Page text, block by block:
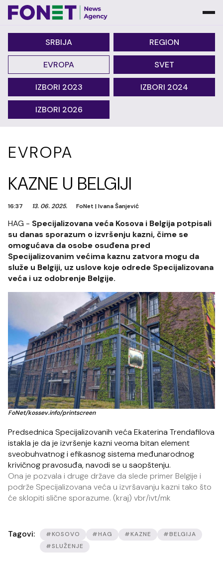
SRBIJA REGION
EVROPA SVET
IZBORI 2023 IZBORI 2024
IZBORI 2026
EVROPA
KAZNE U BELGIJI
16:37 13. 06. 2025. FoNet |Ivana Šanjević
HAG - Specijalizovana veća Kosova i Belgija potpisali
su danas sporazum o izvršenju kazni, čime se
omogućava da osobe osuđena pred
Specijalizovanim većima kaznu zatvora mogu da
služe u Belgiji, uz uslove koje odrede Specijalizovana
veća i uz odobrenje Belgije.
FoNet/kossev.info/printscreen
Predsednica Specijalizovanih veća Ekaterina Trendafilova
istakla je da je izvršenje kazni veoma bitan element
sveobuhvatnog i efikasnog sistema međunarodnog
krivičnog pravosuđa, navodi se u saopštenju.
Ona je pozvala i druge države da slede primer Belgije i
podrže Specijalizovana veća u izvršavanju kazni tako što
će sklopiti slične sporazume. (kraj) vbr/ivt/mk
Tagovi: #KOSOVO #HAG #KAZNE
#BELGIJA
#SLUŽENJE